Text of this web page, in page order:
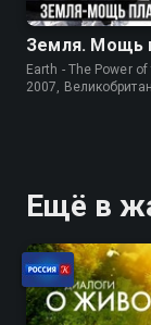
Земля. Мощь
Earth - The Power of
2007,
Ещё в